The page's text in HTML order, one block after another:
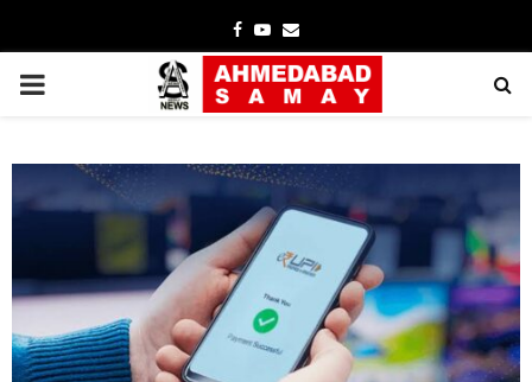
Facebook
YoutubeEmail
PRIMARY